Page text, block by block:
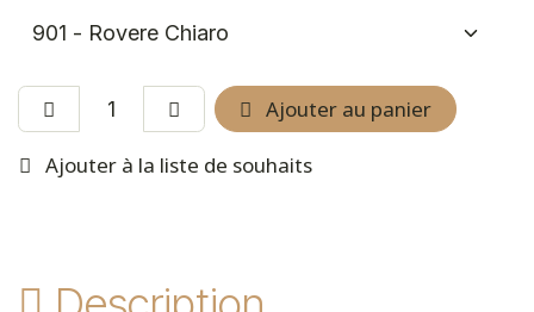
Ajouter au panier
Ajouter à la liste de souhaits